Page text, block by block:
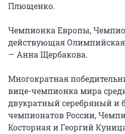
Плющенко.
Чемпионка Европы,
действующая
— Анна Щербакова.
Многократная
вице-чемпионка мира
двукратный серебряный и
чемпионатов России,
Косторная и Георгий